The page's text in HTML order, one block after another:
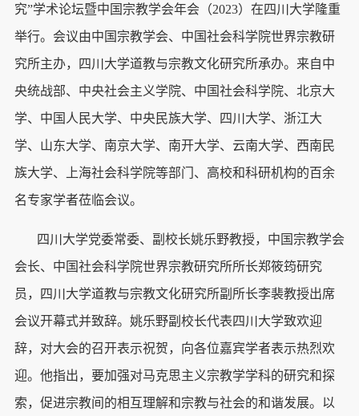
究”学术论坛暨中国宗教学会年会（2023）在四川大学隆重
举行。会议由中国宗教学会、中国社会科学院世界宗教研
究所主办，四川大学道教与宗教文化研究所承办。来自中
央统战部、中央社会主义学院、中国社会科学院、北京大
学、中国人民大学、中央民族大学、四川大学、浙江大
学、山东大学、南京大学、南开大学、云南大学、西南民
族大学、上海社会科学院等部门、高校和科研机构的百余
名专家学者莅临会议。
四川大学党委常委、副校长姚乐野教授，中国宗教学会
会长、中国社会科学院世界宗教研究所所长郑筱筠研究
员，四川大学道教与宗教文化研究所副所长李裴教授出席
会议开幕式并致辞。姚乐野副校长代表四川大学致欢迎
辞，对大会的召开表示祝贺，向各位嘉宾学者表示热烈欢
迎。他指出，要加强对马克思主义宗教学学科的研究和探
索，促进宗教间的相互理解和宗教与社会的和谐发展。以